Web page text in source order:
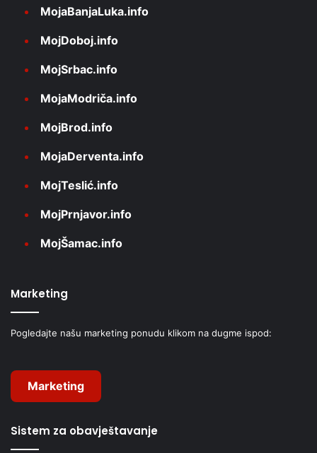
MojaBanjaLuka.info
MojDoboj.info
MojSrbac.info
MojaModriča.info
MojBrod.info
MojaDerventa.info
MojTeslić.info
MojPrnjavor.info
MojŠamac.info
Marketing
Pogledajte našu marketing ponudu klikom na dugme ispod:
Marketing
Sistem za obavještavanje